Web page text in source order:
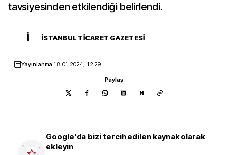
tavsiyesinden etkilendiği belirlendi.
İ İSTANBUL TICARET GAZETESI
Yayınlanma 18.01.2024, 12:29
Paylaş
N
Google'da bizi tercih edilen kaynak olarak
ekleyin